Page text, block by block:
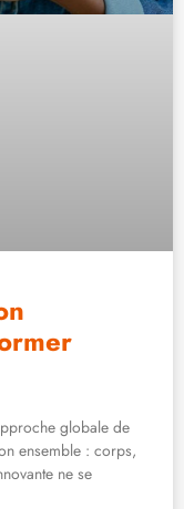
globale de
ensemble : corps,
ne se